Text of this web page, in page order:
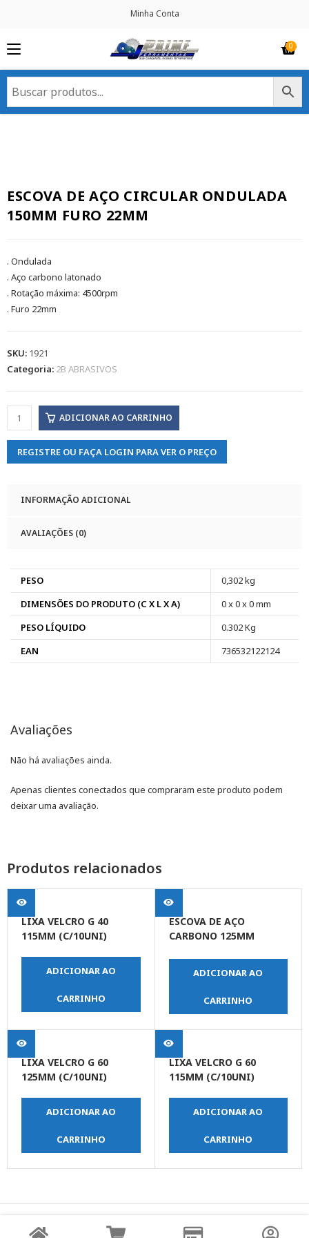
Minha Conta
ESCOVA DE AÇO CIRCULAR ONDULADA
150MM FURO 22MM
. Ondulada
. Aço carbono latonado
. Rotação máxima: 4500rpm
. Furo 22mm
SKU: 1921
Categoria: 2B ABRASIVOS
ADICIONAR AO CARRINHO
REGISTRE OU FAÇA LOGIN PARA VER O PREÇO
INFORMAÇÃO ADICIONAL
AVALIAÇÕES (0)
PESO
0,302 kg
DIMENSÕES DO PRODUTO (C X L X A)
0 x 0 x 0 mm
PESO LÍQUIDO
0.302 Kg
EAN
736532122124
Avaliações
Não há avaliações ainda.
Apenas clientes conectados que compraram este produto podem
deixar uma avaliação.
Produtos relacionados
LIXA VELCRO G 40
115MM (C/10UNI)
ADICIONAR AO
CARRINHO
ESCOVA DE AÇO
CARBONO 125MM
ADICIONAR AO
CARRINHO
LIXA VELCRO G 60
125MM (C/10UNI)
ADICIONAR AO
CARRINHO
LIXA VELCRO G 60
115MM (C/10UNI)
ADICIONAR AO
CARRINHO
© Copyright JPrime Ferramentas - Todos os Direitos
Reservados - Desenvolvido por UNO Studio Digital.